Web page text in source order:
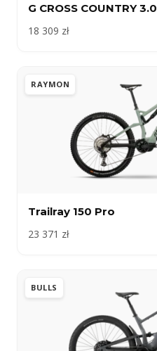
G CROSS COUNTRY 3.0
18 309 zł
RAYMON
Trailray 150 Pro
23 371 zł
BULLS